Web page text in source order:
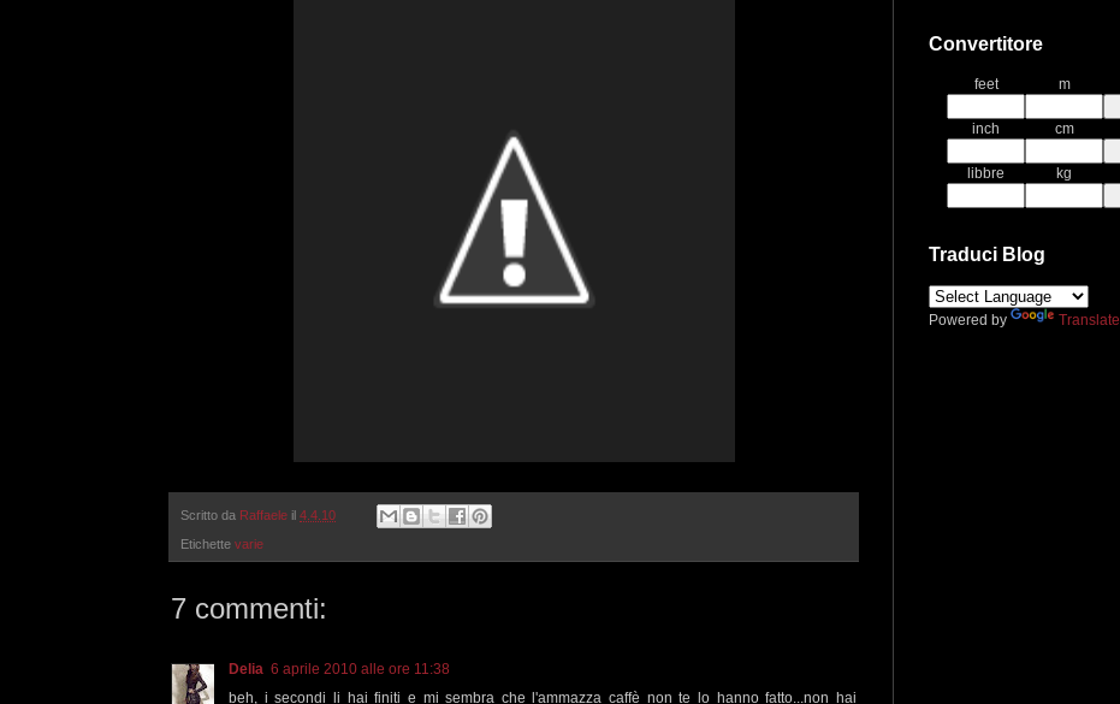
Scritto da Raffaele il 4.4.10
Etichette varie
7 commenti:
Delia 6 aprile 2010 alle ore 11:38
beh, i secondi li hai finiti e mi sembra che l'ammazza caffè non te lo hanno fatto...non hai
Convertitore
feet m
inch cm
libbre kg
Traduci Blog
Powered by Translate